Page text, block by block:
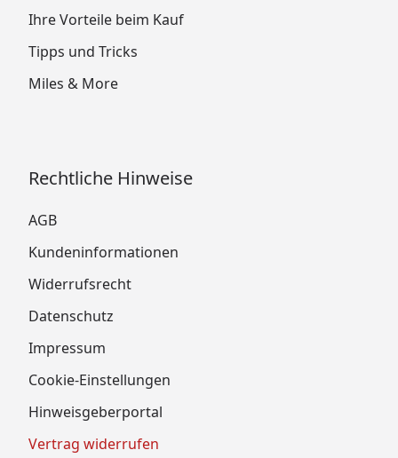
Ihre Vorteile beim Kauf
Tipps und Tricks
Miles & More
Rechtliche Hinweise
AGB
Kundeninformationen
Widerrufsrecht
Datenschutz
Impressum
Cookie-Einstellungen
Hinweisgeberportal
Vertrag widerrufen